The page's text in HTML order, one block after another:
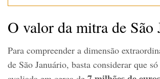
O valor da mitra de São
Para compreender a dimensão
de São Januário, basta considerar que